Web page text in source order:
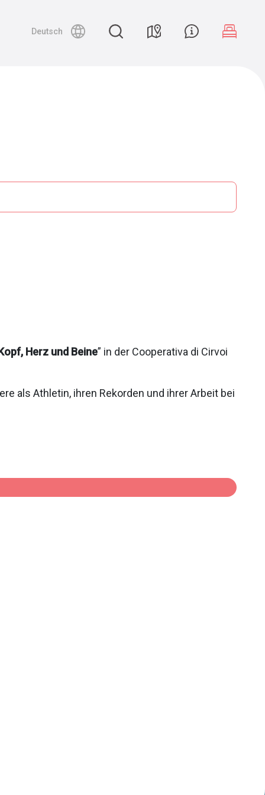
Deutsch
Herz und Beine” in der Cooperativa di Cirvoi
als Athletin, ihren Rekorden und ihrer Arbeit bei